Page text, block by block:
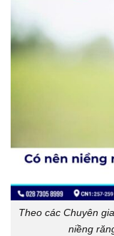
Theo các Chuyên
niềng